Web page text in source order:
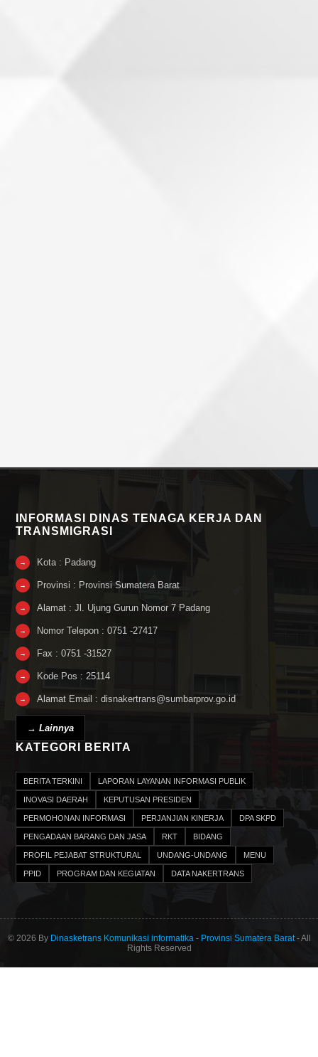
INFORMASI DINAS TENAGA KERJA DAN
TRANSMIGRASI
→ Kota : Padang
→ Provinsi : Provinsi Sumatera Barat
→ Alamat : Jl. Ujung Gurun Nomor 7 Padang
→ Nomor Telepon : 0751 -27417
→ Fax : 0751 -31527
→ Kode Pos : 25114
→ Alamat Email : disnakertrans@sumbarprov.go.id
→ Lainnya
KATEGORI BERITA
BERITA TERKINI LAPORAN LAYANAN INFORMASI PUBLIK
INOVASI DAERAH KEPUTUSAN PRESIDEN
PERMOHONAN INFORMASI PERJANJIAN KINERJA DPA SKPD
PENGADAAN BARANG DAN JASA RKT BIDANG
PROFIL PEJABAT STRUKTURAL UNDANG-UNDANG MENU
PPID PROGRAM DAN KEGIATAN DATA NAKERTRANS
© 2026 By Dinasketrans Komunikasi informatika - Provinsi Sumatera Barat- All
Rights Reserved